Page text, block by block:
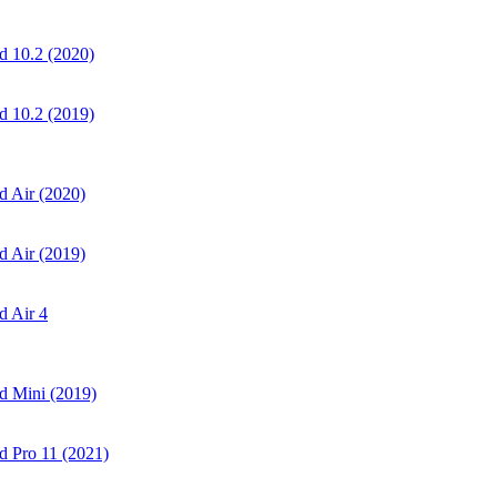
10.2 (2020)
10.2 (2019)
Air (2020)
Air (2019)
Air 4
Mini (2019)
Pro 11 (2021)